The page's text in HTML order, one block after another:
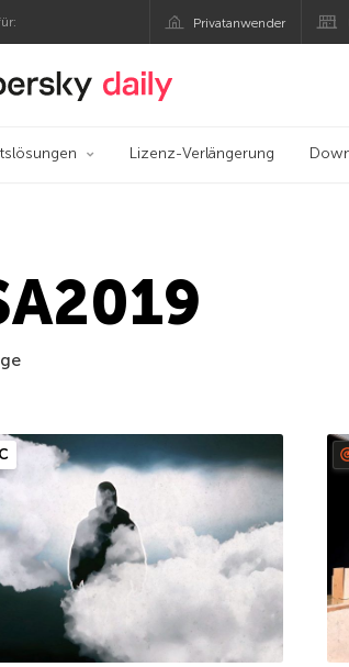
Privatanwender
Offizieller Blog von Kaspersky
Lizenz-Verlängerung